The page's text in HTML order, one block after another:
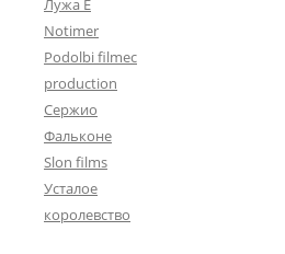
Лужа Ё
Notimer
Podolbi filmec
production
Сержио
Фальконе
Slon films
Усталое
королевство